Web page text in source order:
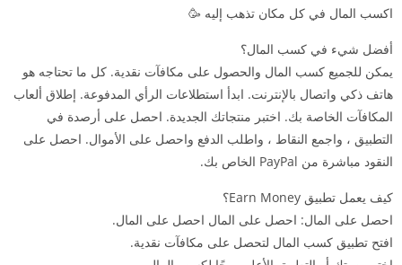
اكسب المال في كل مكان تذهب إليه 🥳
أفضل شيء في كسب المال؟
يمكن للجميع كسب المال والحصول على مكافآت نقدية. كل ما تحتاجه هو
هاتف ذكي واتصال بالإنترنت. ابدأ استطلاعات الرأي المدفوعة. إطلاق ألعاب
المكافآت الخاصة بك. اختبر منتجاتك الجديدة. احصل على أرصدة في
التطبيق ، واجمع النقاط ، واطلب الدفع واحصل على الأموال. احصل على
النقود مباشرة من PayPal الخاص بك.
كيف يعمل تطبيق Earn Money؟
احصل على المال: احصل على المال احصل على المال.
افتح تطبيق كسب المال لتحصل على مكافآت نقدية.